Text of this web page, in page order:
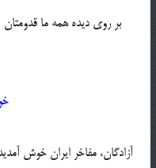
بر روی دیده همه ما
آزادگان، مفاخر ایران خوش